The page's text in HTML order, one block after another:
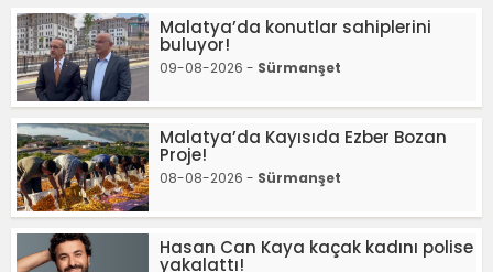
Malatya’da konutlar sahiplerini
buluyor!
09-08-2026 - Sürmanşet
Malatya’da Kayısıda Ezber Bozan
Proje!
08-08-2026 - Sürmanşet
Hasan Can Kaya kaçak kadını polise
yakalattı!